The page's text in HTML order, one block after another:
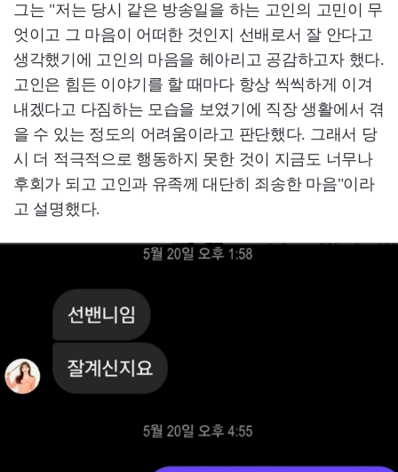
그는 "저는 당시 같은 방송일을 하는 고인의 고민이 무
엇이고 그 마음이 어떠한 것인지 선배로서 잘 안다고
생각했기에 고인의 마음을 헤아리고 공감하고자 했다.
고인은 힘든 이야기를 할 때마다 항상 씩씩하게 이겨
내겠다고 다짐하는 모습을 보였기에 직장 생활에서 겪
을 수 있는 정도의 어려움이라고 판단했다. 그래서 당
시 더 적극적으로 행동하지 못한 것이 지금도 너무나
후회가 되고 고인과 유족께 대단히 죄송한 마음"이라
고 설명했다.